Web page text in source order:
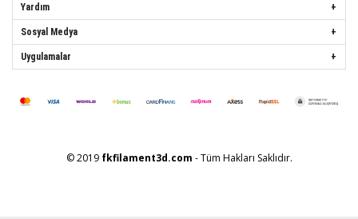
Yardım
Sosyal Medya
Uygulamalar
© 2019 fkfilament3d.com - Tüm Hakları Saklıdır.